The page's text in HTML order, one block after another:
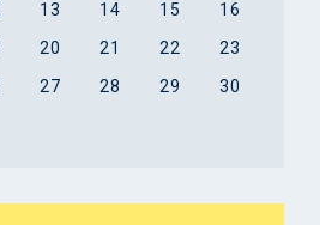
13 14 15
16
20 21 22
23
27 28 29
30